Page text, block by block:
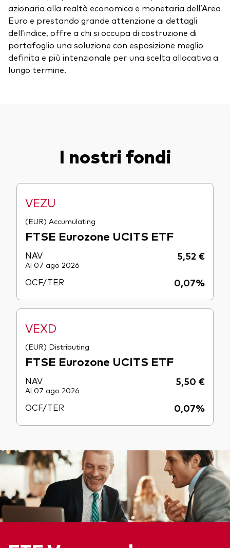
azionaria alla realtà economica e monetaria dell’Area
Euro e prestando grande attenzione ai dettagli
dell’indice, offre a chi si occupa di costruzione di
portafoglio una soluzione con esposizione meglio
definita e più intenzionale per una scelta allocativa a
lungo termine.
I nostri fondi
VEZU
(EUR) Accumulating
FTSE Eurozone UCITS ETF
NAV 5,52 €
Al 07 ago 2026
OCF/TER 0,07%
VEXD
(EUR) Distributing
FTSE Eurozone UCITS ETF
NAV 5,50 €
Al 07 ago 2026
OCF/TER 0,07%